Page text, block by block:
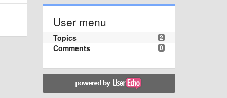
User menu
2
Topics
0
Comments